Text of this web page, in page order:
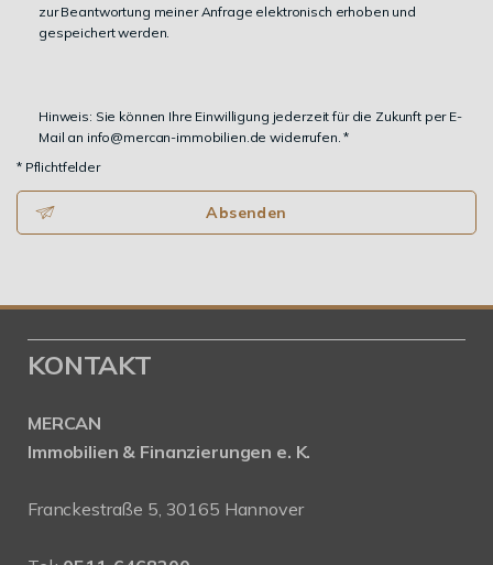
zur Beantwortung meiner Anfrage elektronisch erhoben und
gespeichert werden.
Hinweis: Sie können Ihre Einwilligung jederzeit für die Zukunft per E-
Mail an info@mercan-immobilien.de widerrufen. *
* Pflichtfelder
Absenden
KONTAKT
MERCAN
Immobilien & Finanzierungen e. K.
Franckestraße 5, 30165 Hannover